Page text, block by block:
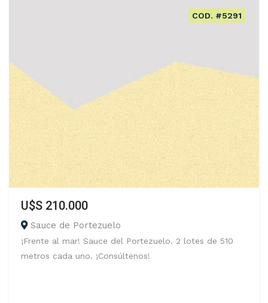
COD. #5291
U$S 210.000
Sauce de Portezuelo
¡Frente al mar! Sauce del Portezuelo. 2 lotes de 510
metros cada uno. ¡Consúltenos!